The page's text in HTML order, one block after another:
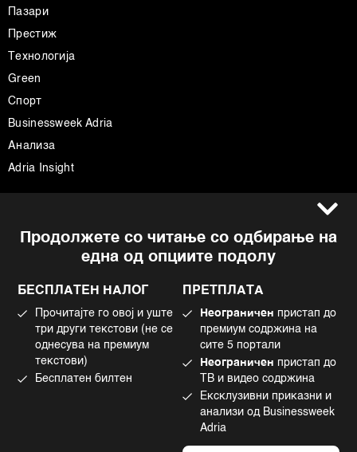
Продолжете со читање со одбирање на
една од опциите подолу
БЕСПЛАТЕН НАЛОГ
Прочитајте го овој и уште
три други текстови (не се
однесува на премиум
текстови)
Бесплатен билтен
ПРЕТПЛАТА
Неограничен пристап до
премиум содржина на
сите 5 портали
Неограничен пристап до
ТВ и видео содржина
Ексклузивни приказни и
анализи од Businessweek
Adria
Пазари
Престиж
Технологија
Green
Спорт
Businessweek Adria
Анализа
Adria Insight
Импресум
Политика на приватност
Употреба на вештачка интелигенција
Facebook
Instagram
Tiktok
©2022 - 2026 Bloomberg L.P. All Rights Reserved. BLOOMBERG and the
BLOOMBERG logo are registered trademarks and service marks of
Bloomberg Finance L.P. or its subsidiaries, displayed with permission
Bloomberg Adria is a Mtel Swiss SA Property
News CMS by Cubes